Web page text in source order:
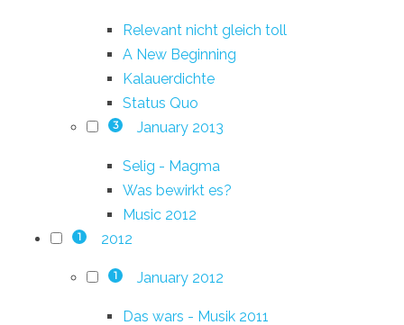
Relevant nicht gleich toll
A New Beginning
Kalauerdichte
Status Quo
3 January 2013
Selig - Magma
Was bewirkt es?
Music 2012
1 2012
1 January 2012
Das wars - Musik 2011